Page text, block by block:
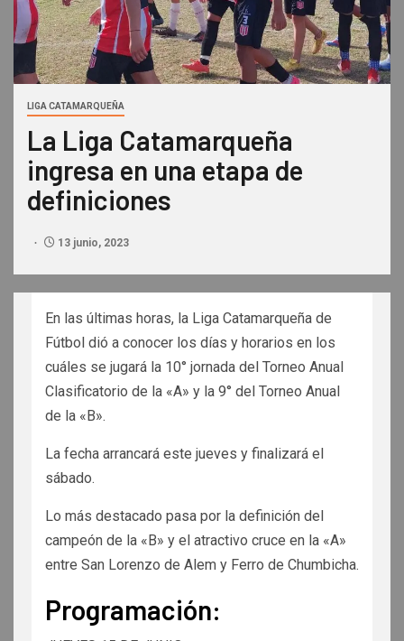
LIGA CATAMARQUEÑA
La Liga Catamarqueña
ingresa en una etapa de
definiciones
13 junio, 2023
En las últimas horas, la Liga Catamarqueña de
Fútbol dió a conocer los días y horarios en los
cuáles se jugará la 10° jornada del Torneo Anual
Clasificatorio de la «A» y la 9° del Torneo Anual
de la «B».
La fecha arrancará este jueves y finalizará el
sábado.
Lo más destacado pasa por la definición del
campeón de la «B» y el atractivo cruce en la «A»
entre San Lorenzo de Alem y Ferro de Chumbicha.
Programación: